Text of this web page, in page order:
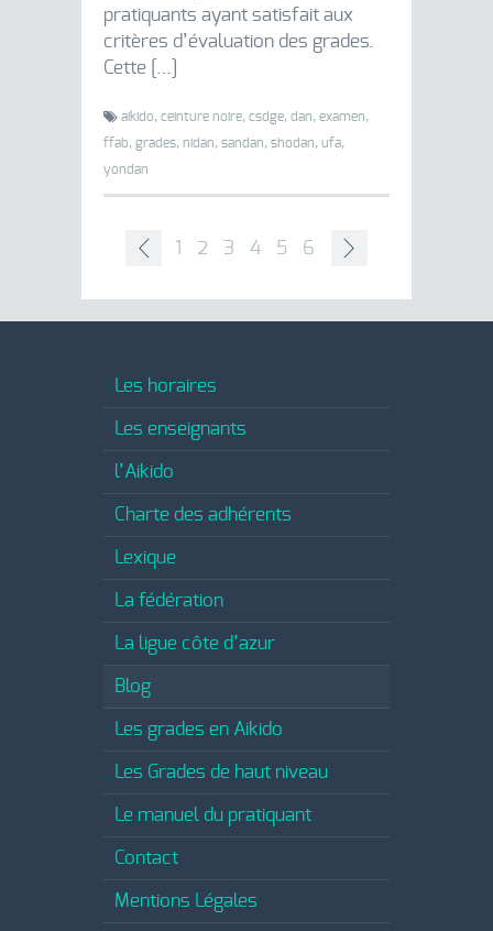
pratiquants ayant satisfait aux
critères d’évaluation des grades.
Cette […]
aikido, ceinture noire, csdge, dan, examen,
ffab, grades, nidan, sandan, shodan, ufa,
yondan
2 3 4 5 6
Les horaires
Les enseignants
l’Aikido
Charte des adhérents
Lexique
La fédération
La ligue côte d’azur
Blog
Les grades en Aikido
Les Grades de haut niveau
Le manuel du pratiquant
Contact
Mentions Légales